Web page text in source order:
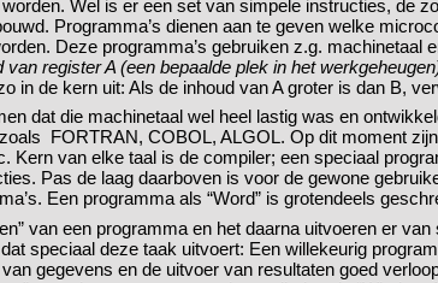
Wel is er een set van simpele instructies, de
Programma’s dienen aan te geven welke
Deze programma’s gebruiken z.g. machinetaal
van register A (een bepaalde plek in het
in de kern uit: Als de inhoud van A groter is dan B,
dat die machinetaal wel heel lastig was en
FORTRAN, COBOL, ALGOL. Op dit moment
Kern van elke taal is de compiler; een speciaal
Pas de laag daarboven is voor de gewone
Een programma als “Word” is grotendeels
van een programma en het daarna uitvoeren er
speciaal deze taak uitvoert: Een willekeurig
gegevens en de uitvoer van resultaten goed